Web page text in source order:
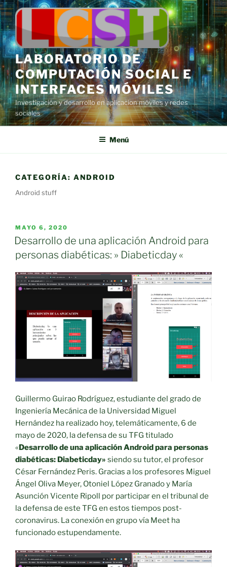
Saltar
al
contenido
LABORATORIO DE
COMPUTACIÓN SOCIAL E
INTERFACES MÓVILES
Investigación y desarrollo en aplicacion móviles y redes
sociales
Menú
CATEGORÍA: ANDROID
Android stuff
PUBLICADO
EL
MAYO 6, 2020
Desarrollo de una aplicación Android para
personas diabéticas: » Diabeticday «
Guillermo Guirao Rodríguez, estudiante del grado de
Ingeniería Mecánica de la Universidad Miguel
Hernández ha realizado hoy, telemáticamente, 6 de
mayo de 2020, la defensa de su TFG titulado
« Desarrollo de una aplicación Android para personas
diabéticas: Diabeticday» siendo su tutor, el profesor
César Fernández Peris. Gracias a los profesores Miguel
Ángel Oliva Meyer, Otoniel López Granado y María
Asunción Vicente Ripoll por participar en el tribunal de
la defensa de este TFG en estos tiempos post-
coronavirus. La conexión en grupo vía Meet ha
funcionado estupendamente.